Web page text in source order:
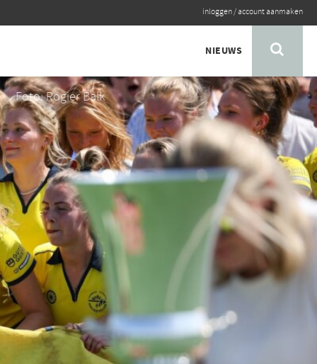
inloggen/account aanmaken
NIEUWS
Foto: Rogier Balk